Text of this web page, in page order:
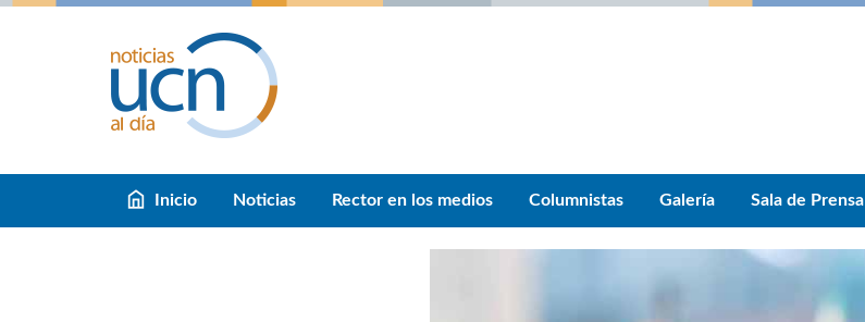
Inicio Noticias Rector en los medios Columnistas Galería Sala de Prensa